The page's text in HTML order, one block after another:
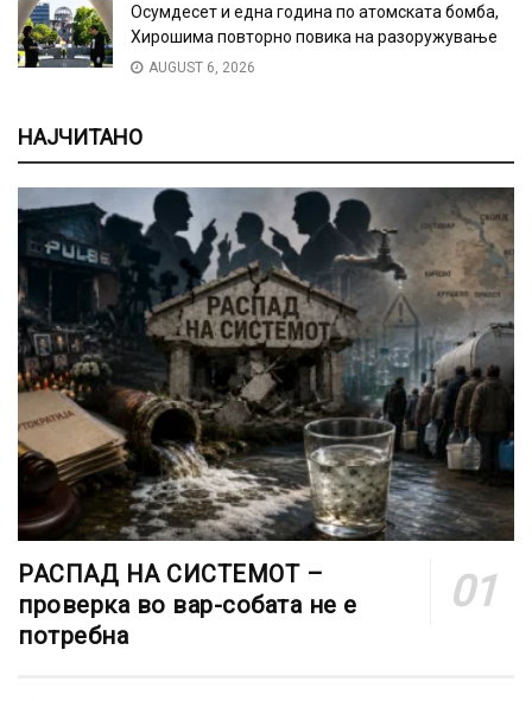
Осумдесет и една година по атомската бомба,
Хирошима повторно повика на разоружување
AUGUST 6, 2026
НАЈЧИТАНО
РАСПАД НА СИСТЕМОТ –
проверка во вар-собата не е
потребна